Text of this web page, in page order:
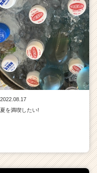
2022.08.17
夏を満喫したい!